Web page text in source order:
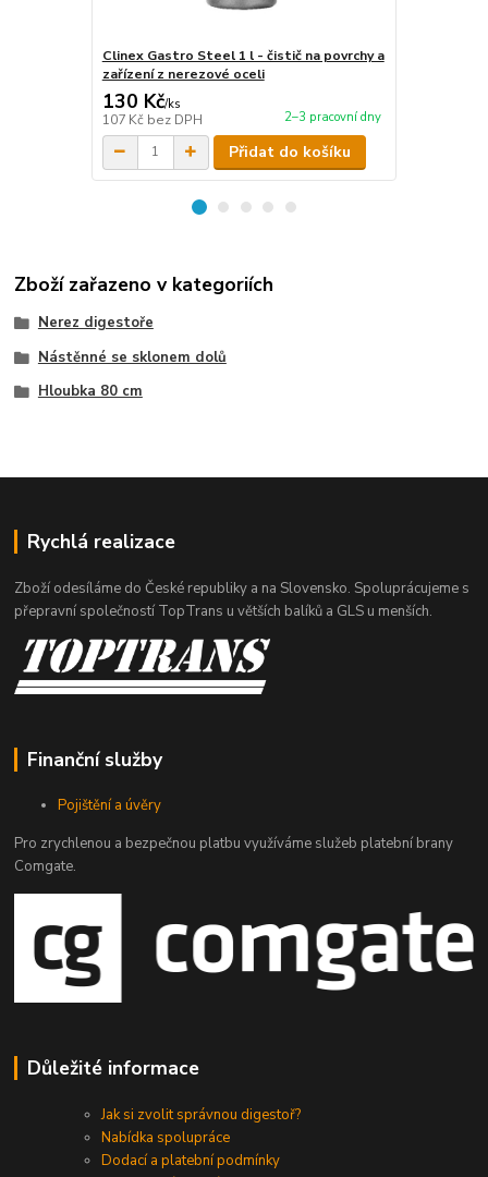
Clinex Gastro Steel 1 l - čistič na povrchy a
zařízení z nerezové oceli
130 Kč/ks
107 Kč bez DPH 2–3 pracovní dny
Přidat do košíku
Zboží zařazeno v kategoriích
Nerez digestoře
Nástěnné se sklonem dolů
Hloubka 80 cm
Rychlá realizace
Zboží odesíláme do České republiky a na Slovensko. Spoluprácujeme s
přepravní společností TopTrans u větších balíků a GLS u menších.
Finanční služby
Pojištění a úvěry
Pro zrychlenou a bezpečnou platbu využíváme služeb platební brany
Comgate.
Důležité informace
Jak si zvolit správnou digestoř?
Nabídka spolupráce
Dodací a platební podmínky